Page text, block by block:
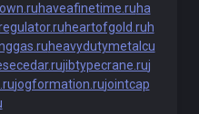
haveafinetime.ruha
heartofgold.ruh
heavydutymetalcu
jibtypecrane.ruj
jogformation.rujointcap